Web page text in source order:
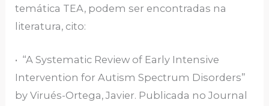
temática TEA, podem ser encontradas na
literatura, cito:
• “A Systematic Review of Early Intensive
Intervention for Autism Spectrum Disorders”
by Virués-Ortega, Javier. Publicada no Journal